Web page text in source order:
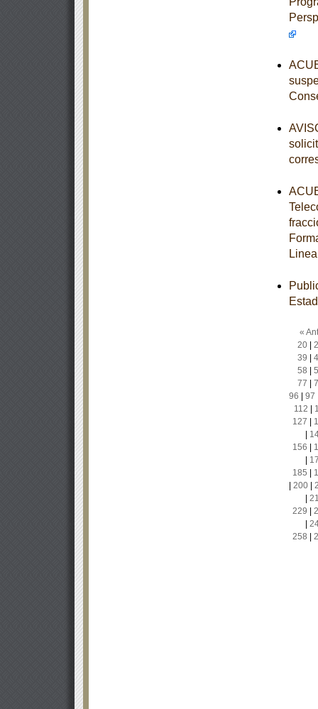
«
20|
39
58
77
96
97
112
127
156
185
200|
229
258